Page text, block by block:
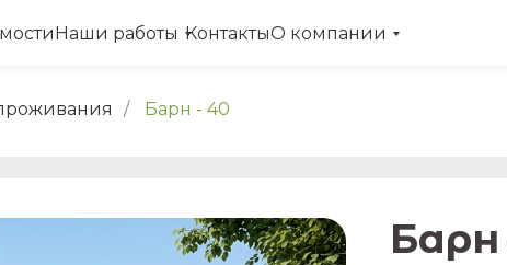
Наши работы КонтактыО компании
/ Барн - 40